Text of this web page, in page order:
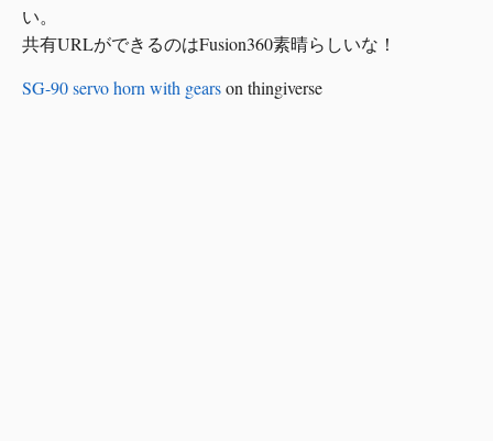
い。
共有URLができるのはFusion360素晴らしいな！
SG-90 servo horn with gearson thingiverse